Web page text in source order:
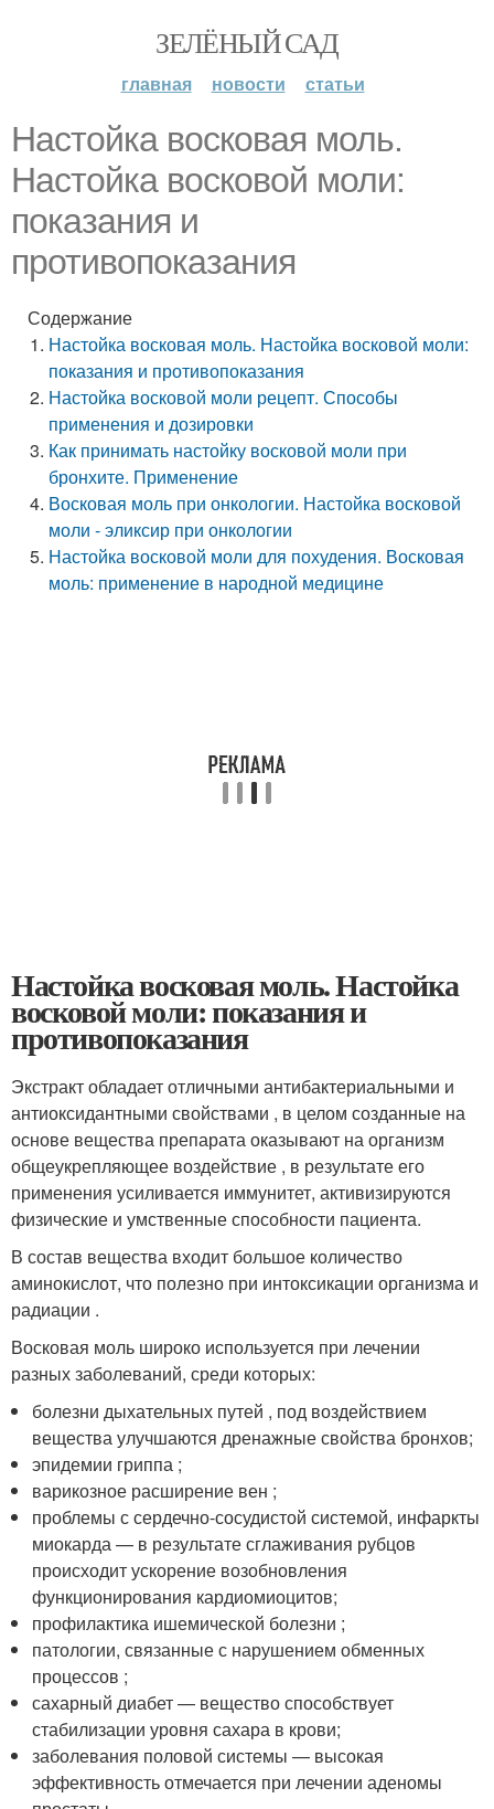
ЗЕЛЁНЫЙ САД
главная новости статьи
Настойка восковая моль.
Настойка восковой моли:
показания и
противопоказания
Содержание
Настойка восковая моль. Настойка восковой моли:
показания и противопоказания
Настойка восковой моли рецепт. Способы
применения и дозировки
Как принимать настойку восковой моли при
бронхите. Применение
Восковая моль при онкологии. Настойка восковой
моли - эликсир при онкологии
Настойка восковой моли для похудения. Восковая
моль: применение в народной медицине
Настойка восковая моль. Настойка
восковой моли: показания и
противопоказания
Экстракт обладает отличными антибактериальными и
антиоксидантными свойствами , в целом созданные на
основе вещества препарата оказывают на организм
общеукрепляющее воздействие , в результате его
применения усиливается иммунитет, активизируются
физические и умственные способности пациента.
В состав вещества входит большое количество
аминокислот, что полезно при интоксикации организма и
радиации .
Восковая моль широко используется при лечении
разных заболеваний, среди которых:
болезни дыхательных путей , под воздействием
вещества улучшаются дренажные свойства бронхов;
эпидемии гриппа ;
варикозное расширение вен ;
проблемы с сердечно-сосудистой системой, инфаркты
миокарда — в результате сглаживания рубцов
происходит ускорение возобновления
функционирования кардиомиоцитов;
профилактика ишемической болезни ;
патологии, связанные с нарушением обменных
процессов ;
сахарный диабет — вещество способствует
стабилизации уровня сахара в крови;
заболевания половой системы — высокая
эффективность отмечается при лечении аденомы